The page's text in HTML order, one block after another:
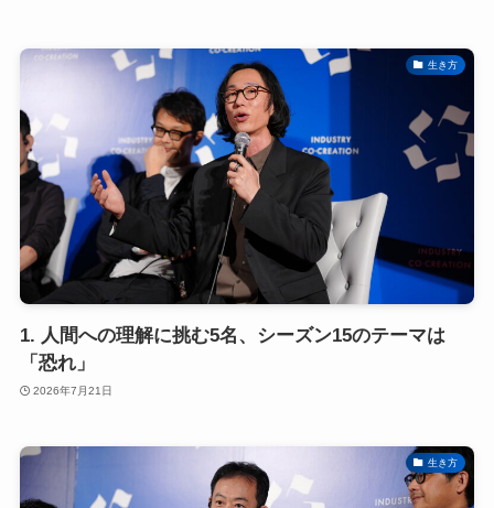
生き方
1. 人間への理解に挑む5名、シーズン15のテーマは
「恐れ」
2026年7月21日
生き方